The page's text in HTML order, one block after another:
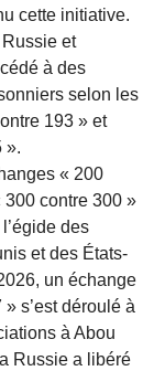
cette initiative.
et
à des
selon les
193 » et
».
« 200
300 contre 300 »
des
et des États-
un échange
s’est déroulé à
à Abou
Russie a libéré